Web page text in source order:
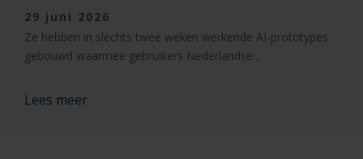
29 juni 2026
Ze hebben in slechts twee weken werkende AI-prototypes
gebouwd waarmee gebruikers Nederlandse...
Lees meer